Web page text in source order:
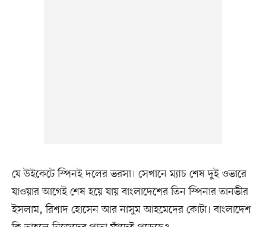
যে উইকেটে স্পিনই দলের ভরসা। সেখানে ম্যাচ শেষ দুই ওভারে
যাওয়ার আগেই শেষ হয়ে যায় বাংলাদেশের তিন স্পিনার তানভীর
ইসলাম, রিশাদ হোসেন আর নাসুম আহমেদের কোটা। বাংলাদেশ